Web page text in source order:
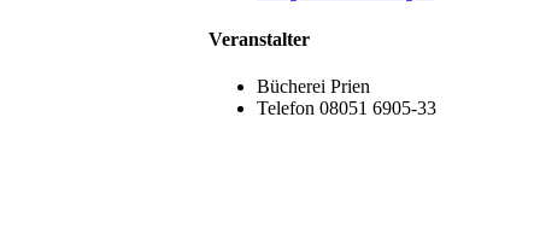
Veranstalter
Bücherei Prien
Telefon 08051 6905-33